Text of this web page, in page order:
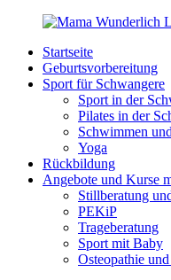
Zurück
Inhalt
MamaWunderlich.de
Mutti
sein
wunderbar!
Startseite
Geburtsvorbereitung
Sport für Schwangere
Sport in der
Pilates in der
Schwimmen
Yoga
Rückbildung
Angebote und Kurse
Stillberatung
PEKiP
Trageberatung
Sport mit Baby
Osteopathie